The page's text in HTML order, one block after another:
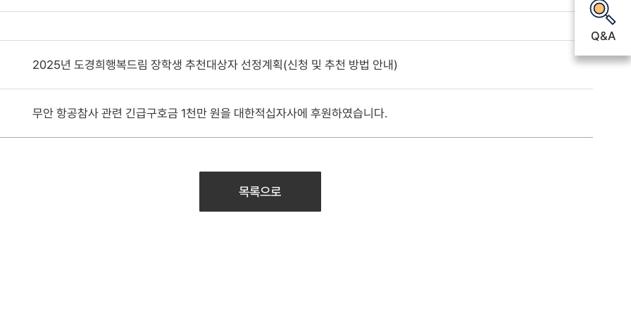
2025년 도경희행복드림 장학생 추천대상자 선정계획(신청 및 추천 방법 안내)
무안 항공참사 관련 긴급구호금 1천만 원을 대한적십자사에 후원하였습니다.
목록으로
Q&A
Q&A